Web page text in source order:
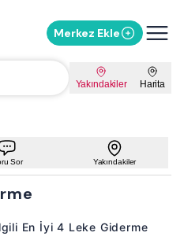
Merkez Ekle
Yakındakiler Harita
Sor Yakındakiler
En İyi 4 Leke Giderme